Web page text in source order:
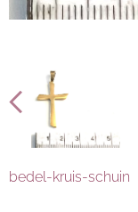
bedel-kruis-schuin